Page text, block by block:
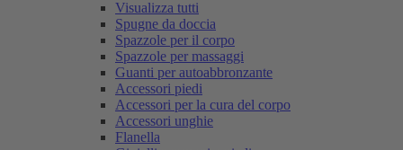
Visualizza tutti
Spugne da doccia
Spazzole per il corpo
Spazzole per massaggi
Guanti per autoabbronzante
Accessori piedi
Accessori per la cura del corpo
Accessori unghie
Flanella